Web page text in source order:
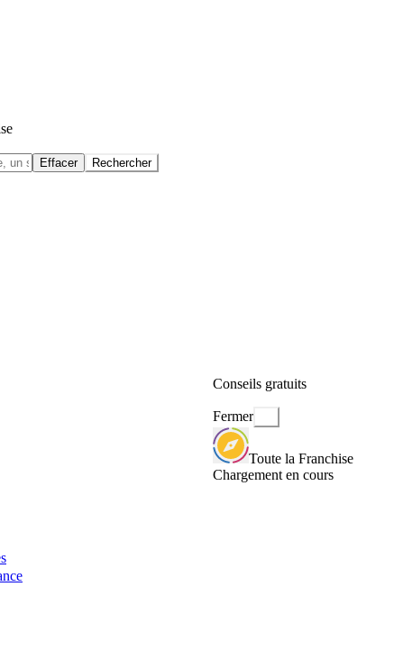
Effacer Rechercher
Conseils gratuits
Fermer
Toute la Franchise
Chargement en cours